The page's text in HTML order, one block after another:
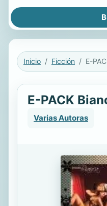
Inicio Ficción E-
E-PACK
Varias Autoras